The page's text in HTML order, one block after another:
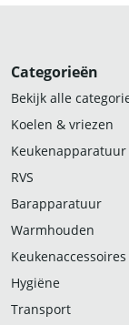
Categorieën
Bekijk alle
Koelen & vriezen
Keukenapparatuur
RVS
Barapparatuur
Warmhouden
Keukenaccessoires
Hygiëne
Transport